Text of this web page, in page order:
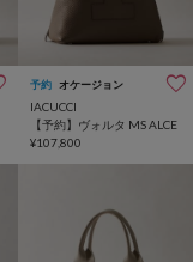
予約 オケージョン
IACUCCI
【予約】ヴォルタ MS ALCE
¥107,800